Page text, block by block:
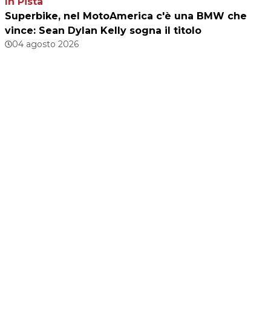
Superbike, nel MotoAmerica c'è una BMW che
vince: Sean Dylan Kelly sogna il titolo
04 agosto 2026